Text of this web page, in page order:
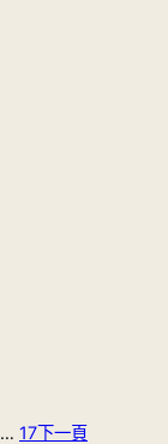
… 17下一頁